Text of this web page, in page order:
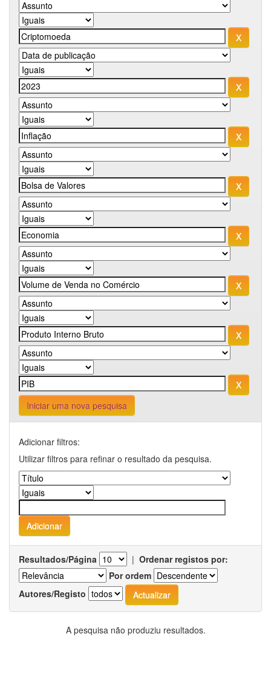
Iniciar uma nova pesquisa
Adicionar filtros:
Utilizar filtros para refinar o resultado da pesquisa.
Resultados/Página | Ordenar registos por:
Por ordem
Autores/Registo
A pesquisa não produziu resultados.